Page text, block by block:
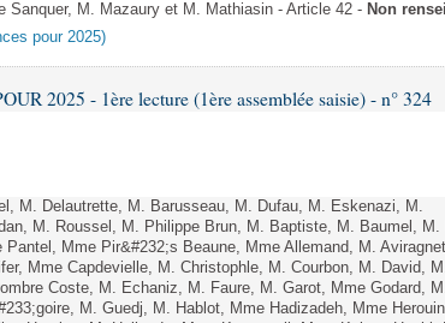
Sanquer, M. Mazaury et M. Mathiasin - Article 42 - Non
pour 2025)
2025 - 1ère lecture (1ère assemblée saisie) - n° 324
M. Delautrette, M. Barusseau, M. Dufau, M. Eskenazi, M.
M. Roussel, M. Philippe Brun, M. Baptiste, M. Baumel, M.
Pantel, Mme Pir&#232;s Beaune, Mme Allemand, M.
Mme Capdevielle, M. Christophle, M. Courbon, M. David,
Coste, M. Echaniz, M. Faure, M. Garot, Mme Godard,
M. Guedj, M. Hablot, Mme Hadizadeh, Mme